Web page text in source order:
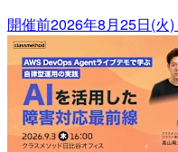
開催前2026年8月25日(火)